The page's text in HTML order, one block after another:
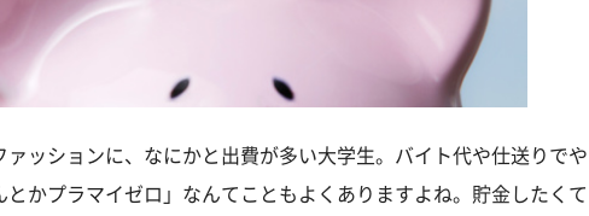
ァッションに、なにかと出費が多い大学生。バイト代や仕送りでや
とかプラマイゼロ」なんてこともよくありますよね。貯金したくて